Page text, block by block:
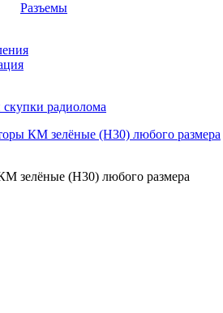
Разъемы
радиолома
зелёные (Н30) любого размера